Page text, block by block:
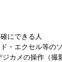
にできる人
・エクセル等の
カメの操作（撮